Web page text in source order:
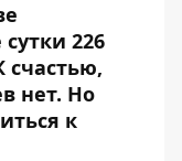
226
счастью,
нет. Но
к